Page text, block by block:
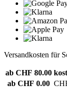
Versandkosten für
ab CHF 80.00
ab CHF 0.00